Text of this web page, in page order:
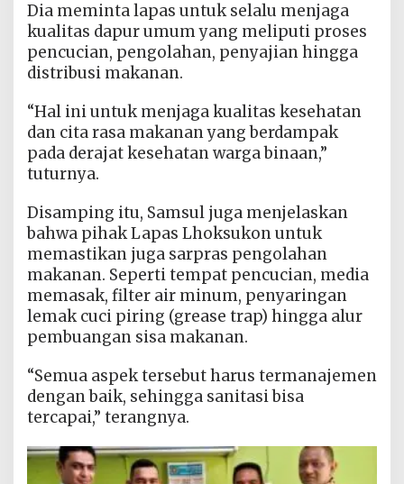
Dia meminta lapas untuk selalu menjaga
kualitas dapur umum yang meliputi proses
pencucian, pengolahan, penyajian hingga
distribusi makanan.
“Hal ini untuk menjaga kualitas kesehatan
dan cita rasa makanan yang berdampak
pada derajat kesehatan warga binaan,”
tuturnya.
Disamping itu, Samsul juga menjelaskan
bahwa pihak Lapas Lhoksukon untuk
memastikan juga sarpras pengolahan
makanan. Seperti tempat pencucian, media
memasak, filter air minum, penyaringan
lemak cuci piring (grease trap) hingga alur
pembuangan sisa makanan.
“Semua aspek tersebut harus termanajemen
dengan baik, sehingga sanitasi bisa
tercapai,” terangnya.